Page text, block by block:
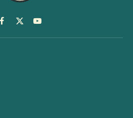
Facebook
X
(Twitter)
YouTube